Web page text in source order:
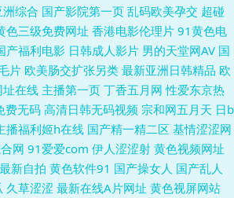
色影院 一区一去一区一级 97影院亚洲 久肏视频字
91综合探花 狼友91视频 91福利导航大全 国产区极
在线视频 91深夜影院 国产欧美亚洲精品 一本道啪
品资源站 91福利人妻 国内免费观看在线 丝袜美足
狠狠 91国产丝袜 大香蕉在58 欧美日爱 91超碰在
综合 国产影院第一页 乱码欧美孕交 超碰
色三级免费网址 香港电影伦理片 91黄色电
产福利电影 日韩成人影片 男的天堂网AV 国
片 欧美肠交扩张另类 最新亚洲日韩精品 欧
在线 主播第一页 丁香五月网 性爱东京热
费无码 高清日韩无码视频 宗和网五月天 日b
播福利姬h在线 国产精一精二区 基情涩涩网
网 91爱爱com 伊人涩涩射 黄色视频网址
新自拍 黄色软件91 国产操女人 国产乱人
久草涩涩 最新在线A片网址 黄色视屏网站